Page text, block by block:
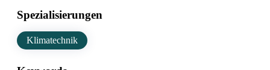
Spezialisierungen
Klimatechnik